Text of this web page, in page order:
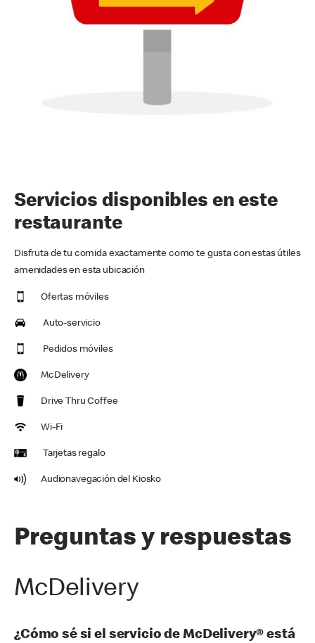
Servicios disponibles en este
restaurante
Disfruta de tu comida exactamente como te gusta con estas útiles
amenidades en esta ubicación
Ofertas móviles
Auto-servicio
Pedidos móviles
McDelivery
Drive Thru Coffee
Wi-Fi
Tarjetas regalo
Audionavegación del Kiosko
Preguntas y respuestas
McDelivery
¿Cómo sé si el servicio de McDelivery® está